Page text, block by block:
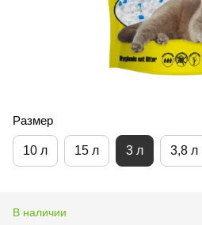
Размер
10 л 15 л 3 л 3,8 л
В наличии